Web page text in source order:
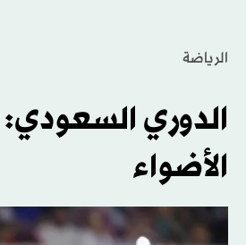
الرياضة
الدوري
الأضواء